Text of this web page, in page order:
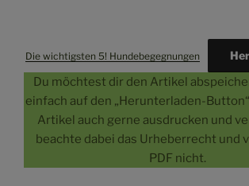
Die wichtigsten 5! Hundebegegnungen
Du möchtest dir den Artikel
einfach auf den „Herunterladen-
Artikel auch gerne ausdrucken und
beachte dabei das Urheberrecht und
PDF nicht.